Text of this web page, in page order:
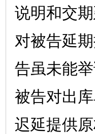
说明和交
对被告延
告虽未能
被告对出
迟延提供